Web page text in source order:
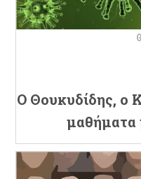
Ο Θουκυδίδης, ο
μαθήματα